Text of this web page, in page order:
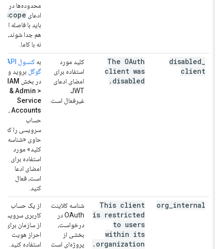
محدوده‌ها در
ادعایscope
باید با فاصله از
هم جدا شوند،
نه با کاما.
disabled
client
The OAuth
client was
disabled
.
کلید مورد
استفاده برای
امضای ادعای
JWT
غیرفعال است.
به
کنسول API
گوگلبروید و
در بخش IAM
& Admin >
Service
Accounts،
حساب
سرویسی را که
حاوی «شناسه
کلید» مورد
استفاده برای
امضای ادعا
است، فعال
کنید.
org _internal
This client
is restricted
to users
within its
organization
.
شناسه کلاینت
OAuth در
درخواست،
بخشی از
پروژه‌ای است
از یک حساب
کاربری سرویس
از سازمان برای
احراز هویت
استفاده کنید.